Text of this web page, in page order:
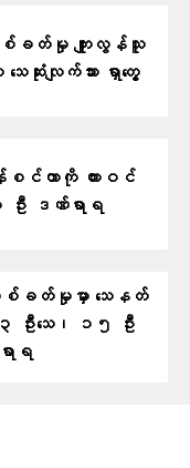
ပစ်ခတ်မှု ကျူးလွန်သူ
ေဆုံးလျက်သား ရှာတွေ့
းစင်တာကို ကားဝင်
ဦး ဒဏ်ရာရ
ပစ်ခတ်မှုမှာ သေနတ်
ဦးသေ၊ ၁၅ ဦး
ာရ